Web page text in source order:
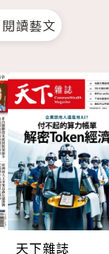
閱讀藝文
天下雜誌